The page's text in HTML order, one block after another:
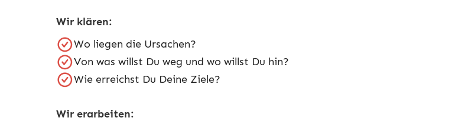
Wir klären:
Wo liegen die Ursachen?
Von was willst Du weg und wo willst Du hin?
Wie erreichst Du Deine Ziele?
Wir erarbeiten: